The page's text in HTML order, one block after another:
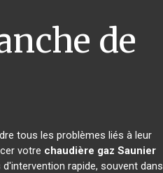
de
tous les problèmes liés à leur
votre chaudière gaz Saunier
rapide, souvent dans